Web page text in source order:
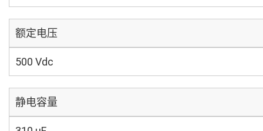
额定电压
500 Vdc
静电容量